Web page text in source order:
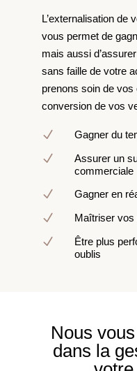
L’externalisation de
vous permet de
mais aussi
sans faille de votre
prenons soin de
conversion de vos
N Gagner du
N
Assurer un
commerciale
N Gagner en
N Maîtriser vos
N
Être plus
oublis
Nous
dans la